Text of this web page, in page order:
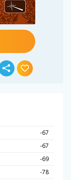
-67
-67
-69
-78